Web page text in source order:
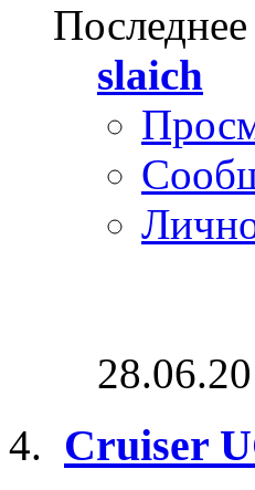
slaich
Cruiser